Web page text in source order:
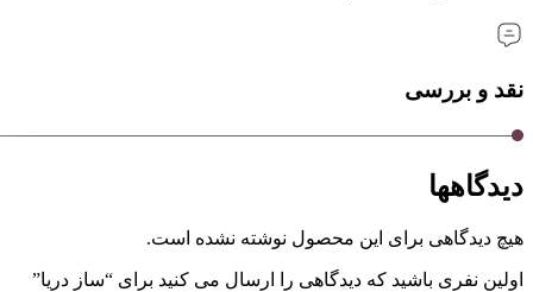
نقد و بررسی
دیدگاهها
هیچ دیدگاهی برای این محصول نوشته نشده است.
اولین نفری باشید که دیدگاهی را ارسال می کنید برای “ساز دریا”